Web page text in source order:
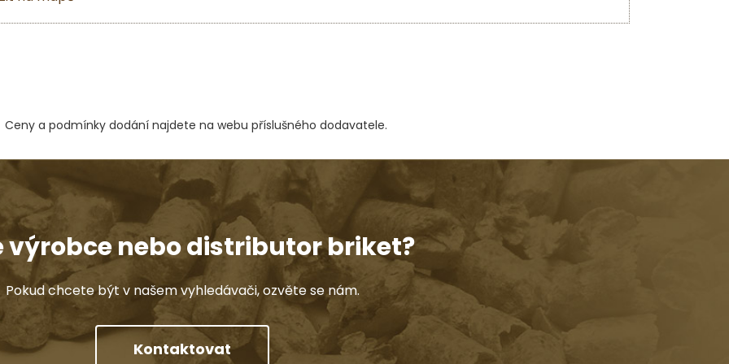
Ceny a podmínky dodání najdete na webu příslušného dodavatele.
výrobce nebo distributor briket?
Pokud chcete být v našem vyhledávači, ozvěte se nám.
Kontaktovat